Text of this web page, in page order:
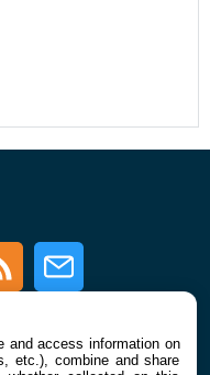
RSS Newsletter
and access information on
etc.), combine and share